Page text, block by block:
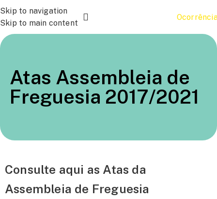
Skip to navigation
Skip to main content
Atas Assembleia de
Freguesia 2017/2021
Consulte aqui as Atas da
Assembleia de Freguesia